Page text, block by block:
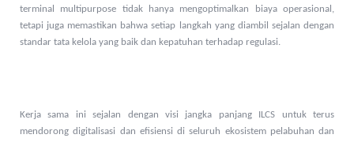
terminal multipurpose tidak hanya mengoptimalkan biaya operasional,
tetapi juga memastikan bahwa setiap langkah yang diambil sejalan dengan
standar tata kelola yang baik dan kepatuhan terhadap regulasi.
Kerja sama ini sejalan dengan visi jangka panjang ILCS untuk terus
mendorong digitalisasi dan efisiensi di seluruh ekosistem pelabuhan dan